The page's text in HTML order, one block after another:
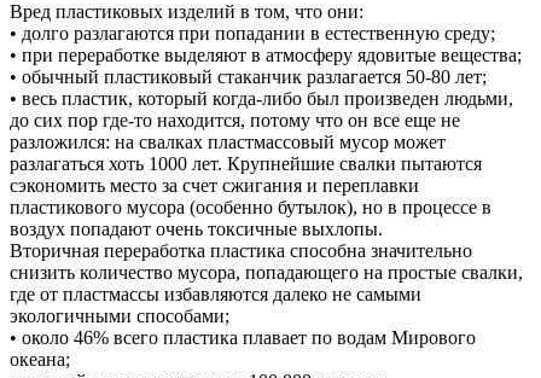
Вред пластиковых изделий в том, что они:
• долго разлагаются при попадании в естественную среду;
• при переработке выделяют в атмосферу ядовитые вещества;
• обычный пластиковый стаканчик разлагается 50-80 лет;
• весь пластик, который когда-либо был произведен людьми,
до сих пор где-то находится, потому что он все еще не
разложился: на свалках пластмассовый мусор может
разлагаться хоть 1000 лет. Крупнейшие свалки пытаются
сэкономить место за счет сжигания и переплавки
пластикового мусора (особенно бутылок), но в процессе в
воздух попадают очень токсичные выхлопы.
Вторичная переработка пластика способна значительно
снизить количество мусора, попадающего на простые свалки,
где от пластмассы избавляются далеко не самыми
экологичными способами;
• около 46% всего пластика плавает по водам Мирового
океана;